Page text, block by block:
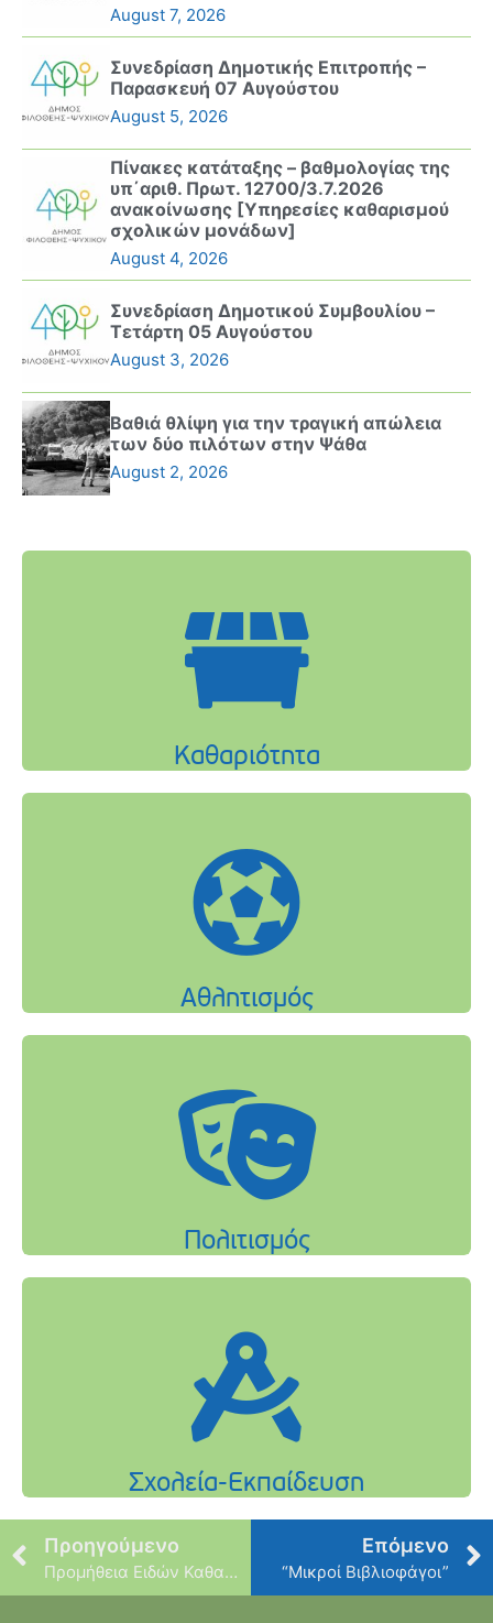
August 7, 2026
Συνεδρίαση Δημοτικής Επιτροπής –
Παρασκευή 07 Αυγούστου
August 5, 2026
Πίνακες κατάταξης – βαθμολογίας της
υπ΄αριθ. Πρωτ. 12700/3.7.2026
ανακοίνωσης [Υπηρεσίες καθαρισμού
σχολικών μονάδων]
August 4, 2026
Συνεδρίαση Δημοτικού Συμβουλίου –
Τετάρτη 05 Αυγούστου
August 3, 2026
Βαθιά θλίψη για την τραγική απώλεια
των δύο πιλότων στην Ψάθα
August 2, 2026
Προηγούμενο
Προμήθεια Ειδών Καθαριότητας
Επόμενο
“Μικροί Βιβλιοφάγοι”